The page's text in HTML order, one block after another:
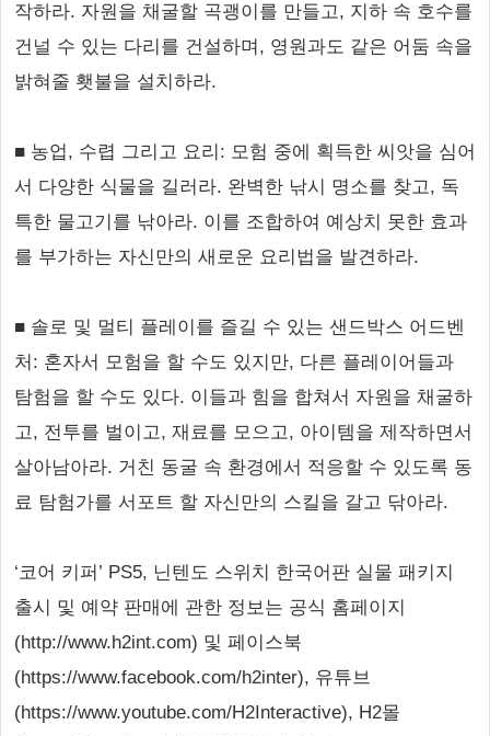
작하라. 자원을 채굴할 곡괭이를 만들고, 지하 속 호수를
건널 수 있는 다리를 건설하며, 영원과도 같은 어둠 속을
밝혀줄 횃불을 설치하라.
■ 농업, 수렵 그리고 요리: 모험 중에 획득한 씨앗을 심어
서 다양한 식물을 길러라. 완벽한 낚시 명소를 찾고, 독
특한 물고기를 낚아라. 이를 조합하여 예상치 못한 효과
를 부가하는 자신만의 새로운 요리법을 발견하라.
■ 솔로 및 멀티 플레이를 즐길 수 있는 샌드박스 어드벤
처: 혼자서 모험을 할 수도 있지만, 다른 플레이어들과
탐험을 할 수도 있다. 이들과 힘을 합쳐서 자원을 채굴하
고, 전투를 벌이고, 재료를 모으고, 아이템을 제작하면서
살아남아라. 거친 동굴 속 환경에서 적응할 수 있도록 동
료 탐험가를 서포트 할 자신만의 스킬을 갈고 닦아라.
‘코어 키퍼’ PS5, 닌텐도 스위치 한국어판 실물 패키지
출시 및 예약 판매에 관한 정보는 공식 홈페이지
(http://www.h2int.com) 및 페이스북
(https://www.facebook.com/h2inter), 유튜브
(https://www.youtube.com/H2Interactive), H2몰